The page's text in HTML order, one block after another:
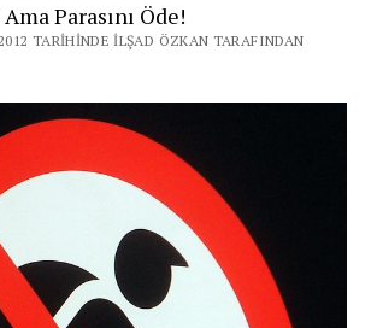
Parasını Öde!
TARIHINDE İLŞAD ÖZKAN TARAFINDAN